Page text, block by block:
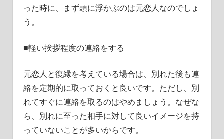
った時に、まず頭に浮かぶのは元恋人なのでしょ
う。
■軽い挨拶程度の連絡をする
元恋人と復縁を考えている場合は、別れた後も連
絡を定期的に取っておくと良いです。ただし、別
れてすぐに連絡を取るのはやめましょう。なぜな
ら、別れに至った相手に対して良いイメージを持
っていないことが多いからです。